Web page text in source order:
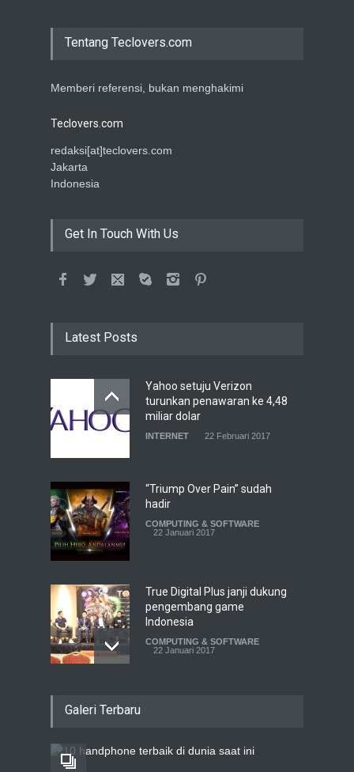
Tentang Teclovers.com
Memberi referensi, bukan menghakimi
Teclovers.com
redaksi[at]teclovers.com
Jakarta
Indonesia
Get In Touch With Us
Latest Posts
Yahoo setuju Verizon
turunkan penawaran ke 4,48
miliar dolar
INTERNET 22 Februari 2017
“Triump Over Pain” sudah
hadir
COMPUTING & SOFTWARE
22 Januari 2017
True Digital Plus janji dukung
pengembang game
Indonesia
COMPUTING & SOFTWARE
22 Januari 2017
22 Januari 2017
Galeri Terbaru